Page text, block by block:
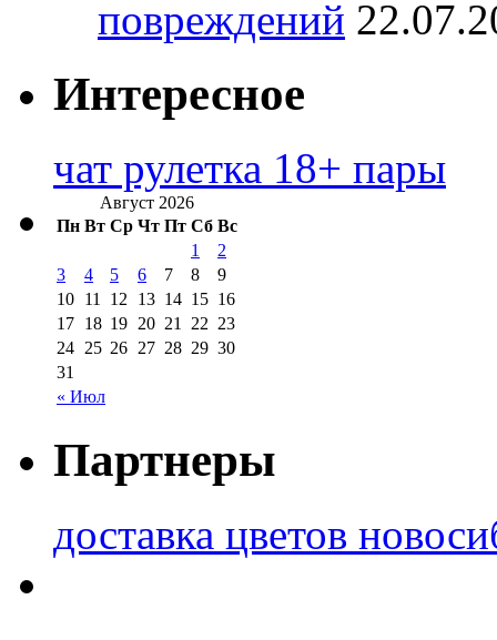
повреждений
Интересное
чат рулетка 18+ пары
Август 2026
Пн Вт Ср Чт Пт Сб Вс
« Июл
1
2
3
4 5 6 7 8
9
10 11 12 13 14 15 16
17 18 19 20 21 22 23
24 25 26 27 28 29 30
31
Партнеры
доставка цветов